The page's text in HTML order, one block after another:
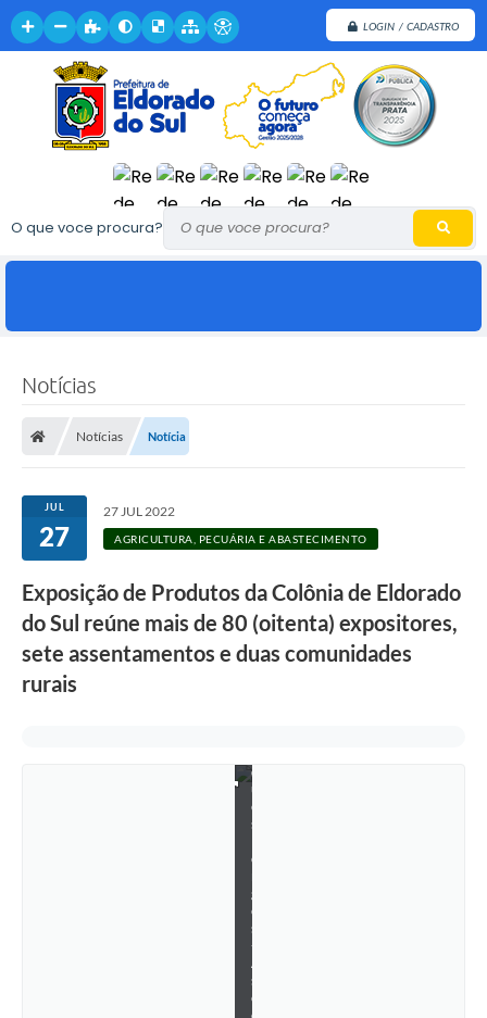
LOGIN / CADASTRO
O que voce procura?
Notícias
Notícias Notícia
JUL
27
27 JUL 2022
AGRICULTURA, PECUÁRIA E ABASTECIMENTO
Exposição de Produtos da Colônia de Eldorado
do Sul reúne mais de 80 (oitenta) expositores,
sete assentamentos e duas comunidades
rurais
F
o
t
q
u
e
s
o
g
e
s
-
A
s
c